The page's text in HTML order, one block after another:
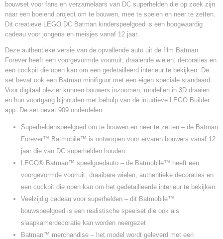
bouwset voor fans en verzamelaars van DC superhelden die op zoek zijn
naar een boeiend project om te bouwen, mee te spelen en neer te zetten.
Dit creatieve LEGO DC Batman kinderspeelgoed is een hoogwaardig
cadeau voor jongens en meisjes vanaf 12 jaar.
Deze authentieke versie van de opvallende auto uit de film Batman
Forever heeft een voorgevormde voorruit, draaiende wielen, decoraties en
een cockpit die open kan om een gedetailleerd interieur te bekijken. De
set bevat ook een Batman minifiguur met een eigen speciale standaard.
Voor digitaal plezier kunnen bouwers inzoomen, modellen in 3D draaien
en hun voortgang bijhouden met behulp van de intuïtieve LEGO Builder
app. De set bevat 909 onderdelen.
Superheldenspeelgoed om te bouwen en neer te zetten – de Batman
Forever™ Batmobile™ is ontworpen voor ervaren bouwers vanaf 12
jaar die van DC superhelden houden
LEGO® Batman™ speelgoedauto – de Batmobile™ heeft een
voorgevormde voorruit, draaibare wielen, authentieke decoraties en
een cockpit die open kan om het gedetailleerde interieur te bekijken
Veelzijdig cadeau voor superhelden – dit Batmobile™
bouwspeelgoed is een realistische speelset die ook als
slaapkamerdecoratie kan worden neergezet
Batman™ merchandise – het model wordt geleverd met een